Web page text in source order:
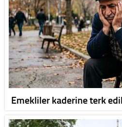
Emekliler kaderine terk